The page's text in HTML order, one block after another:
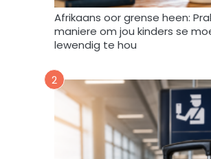
m
e
k
d
a
a
t
Afrikaans oor grense heen:
maniere om jou kinders se
lewendig te hou
2